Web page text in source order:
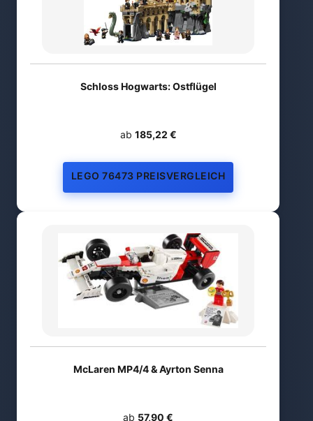
Schloss Hogwarts: Ostflügel
ab 185,22 €
LEGO 76473 PREISVERGLEICH
McLaren MP4/4 & Ayrton Senna
ab 57,90 €